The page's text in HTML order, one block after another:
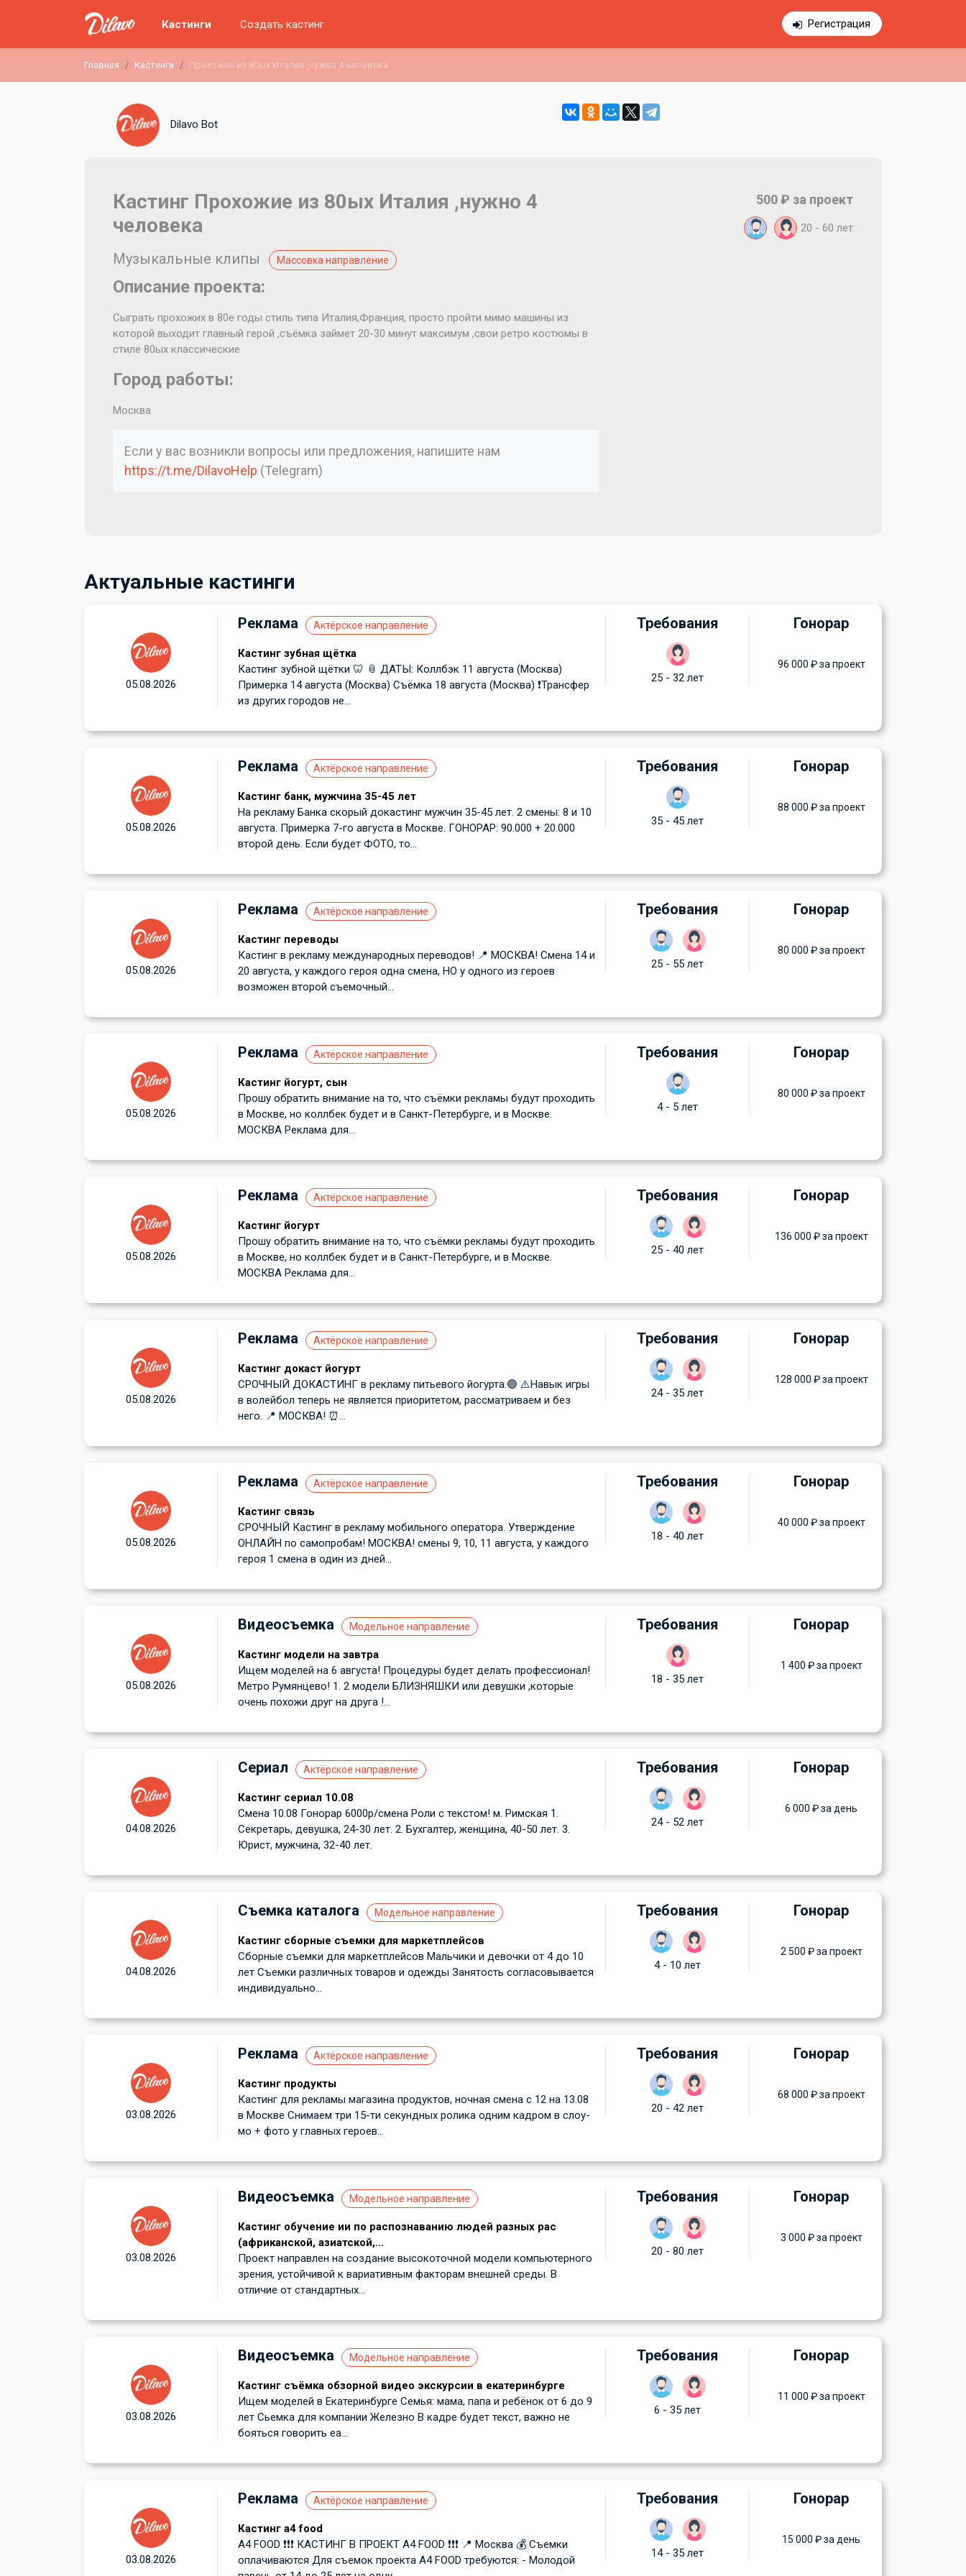
Регистрация
Кастинги Создать кастинг
Главная Кастинги Прохожие из 80ых Италия ,нужно 4 человека
Dilavo Bot
Кастинг Прохожие из 80ых Италия ,нужно 4
человека
Музыкальные клипы Массовка направление
500 ₽ за проект
20 - 60 лет
Описание проекта:
Сыграть прохожих в 80е годы стиль типа Италия,Франция, просто пройти мимо машины из
которой выходит главный герой ,съёмка займет 20-30 минут максимум ,свои ретро костюмы в
стиле 80ых классические
Город работы:
Москва
Если у вас возникли вопросы или предложения, напишите нам
https://t.me/DilavoHelp (Telegram)
Актуальные кастинги
Реклама Актёрское направление
Кастинг зубная щётка
Кастинг зубной щётки 🦷 📎 ДАТЫ: Коллбэк 11 августа (Москва)
Примерка 14 августа (Москва) Съёмка 18 августа (Москва) ❗️Трансфер
из других городов не...
Требования
25 - 32 лет
Гонорар
96 000 ₽ за проект
05.08.2026
Реклама Актёрское направление
Кастинг банк, мужчина 35-45 лет
На рекламу Банка скорый докастинг мужчин 35-45 лет. 2 смены: 8 и 10
августа. Примерка 7-го августа в Москве. ГОНОРАР: 90.000 + 20.000
второй день. Если будет ФОТО, то...
Требования
35 - 45 лет
Гонорар
88 000 ₽ за проект
05.08.2026
Реклама Актёрское направление
Кастинг переводы
Кастинг в рекламу международных переводов! 📍 МОСКВА! Смена 14 и
20 августа, у каждого героя одна смена, НО у одного из героев
возможен второй съемочный...
Требования
25 - 55 лет
Гонорар
80 000 ₽ за проект
05.08.2026
Реклама Актёрское направление
Кастинг йогурт, сын
Прошу обратить внимание на то, что съёмки рекламы будут проходить
в Москве, но коллбек будет и в Санкт-Петербурге, и в Москве.
МОСКВА Реклама для...
Требования
4 - 5 лет
Гонорар
80 000 ₽ за проект
05.08.2026
Реклама Актёрское направление
Кастинг йогурт
Прошу обратить внимание на то, что съёмки рекламы будут проходить
в Москве, но коллбек будет и в Санкт-Петербурге, и в Москве.
МОСКВА Реклама для...
Требования
25 - 40 лет
Гонорар
136 000 ₽ за проект
05.08.2026
Реклама Актёрское направление
Кастинг докаст йогурт
СРОЧНЫЙ ДОКАСТИНГ в рекламу питьевого йогурта.🟢 ⚠️Навык игры
в волейбол теперь не является приоритетом, рассматриваем и без
него. 📍 МОСКВА! ⏰...
Требования
24 - 35 лет
Гонорар
128 000 ₽ за проект
05.08.2026
Реклама Актёрское направление
Кастинг связь
СРОЧНЫЙ Кастинг в рекламу мобильного оператора. Утверждение
ОНЛАЙН по самопробам! МОСКВА! смены 9, 10, 11 августа, у каждого
героя 1 смена в один из дней...
Требования
18 - 40 лет
Гонорар
40 000 ₽ за проект
05.08.2026
Видеосъемка Модельное направление
Кастинг модели на завтра
Ищем моделей на 6 августа! Процедуры будет делать профессионал!
Метро Румянцево! 1. 2 модели БЛИЗНЯШКИ или девушки ,которые
очень похожи друг на друга !...
Требования
18 - 35 лет
Гонорар
1 400 ₽ за проект
05.08.2026
Сериал Актёрское направление
Кастинг сериал 10.08
Смена 10.08 Гонорар 6000р/смена Роли с текстом! м. Римская 1.
Секретарь, девушка, 24-30 лет. 2. Бухгалтер, женщина, 40-50 лет. 3.
Юрист, мужчина, 32-40 лет.
Требования
24 - 52 лет
Гонорар
6 000 ₽ за день
04.08.2026
Съемка каталога Модельное направление
Кастинг сборные съемки для маркетплейсов
Сборные съемки для маркетплейсов Мальчики и девочки от 4 до 10
лет Съемки различных товаров и одежды Занятость согласовывается
индивидуально...
Требования
4 - 10 лет
Гонорар
2 500 ₽ за проект
04.08.2026
Реклама Актёрское направление
Кастинг продукты
Кастинг для рекламы магазина продуктов, ночная смена с 12 на 13.08
в Москве Снимаем три 15-ти секундных ролика одним кадром в слоу-
мо + фото у главных героев...
Требования
20 - 42 лет
Гонорар
68 000 ₽ за проект
03.08.2026
Видеосъемка Модельное направление
Кастинг обучение ии по распознаванию людей разных рас
(африканской, азиатской,...
Проект направлен на создание высокоточной модели компьютерного
зрения, устойчивой к вариативным факторам внешней среды. В
отличие от стандартных...
Требования
20 - 80 лет
Гонорар
3 000 ₽ за проект
03.08.2026
Видеосъемка Модельное направление
Кастинг съёмка обзорной видео экскурсии в екатеринбурге
Ищем моделей в Екатеринбурге Семья: мама, папа и ребёнок от 6 до 9
лет Сьемка для компании Железно В кадре будет текст, важно не
бояться говорить еа...
Требования
6 - 35 лет
Гонорар
11 000 ₽ за проект
03.08.2026
Реклама Актёрское направление
Кастинг а4 food
A4 FOOD ❗️❗️❗️ КАСТИНГ В ПРОЕКТ A4 FOOD ❗️❗️❗️ 📍 Москва 💰 Съемки
оплачиваются Для съемок проекта A4 FOOD требуются: - Молодой
Требования
14 - 35 лет
Гонорар
15 000 ₽ за день
03.08.2026